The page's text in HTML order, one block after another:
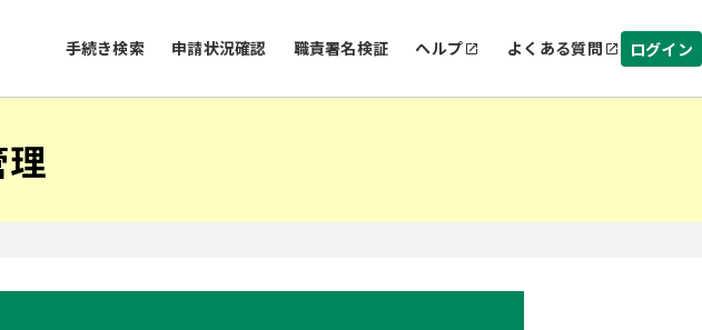
手続き検索 申請状況確認 職責署名検証 ヘルプ よくある質問 ログイン